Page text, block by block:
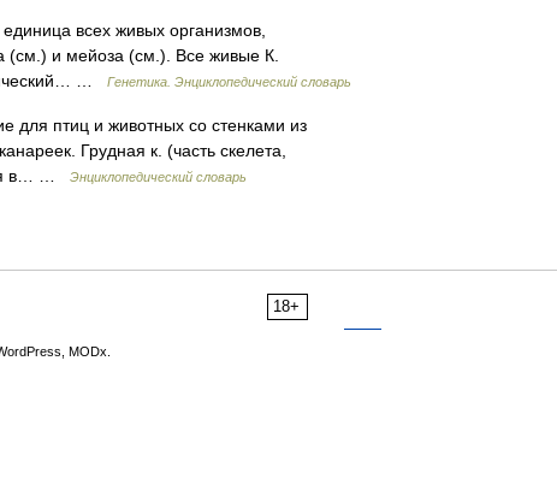
всех живых организмов,
(см.) и мейоза (см.). Все живые К.
…
Генетика. Энциклопедический словарь
птиц и животных со стенками из
Грудная к. (часть скелета,
в… …
Энциклопедический словарь
18+
MODx.